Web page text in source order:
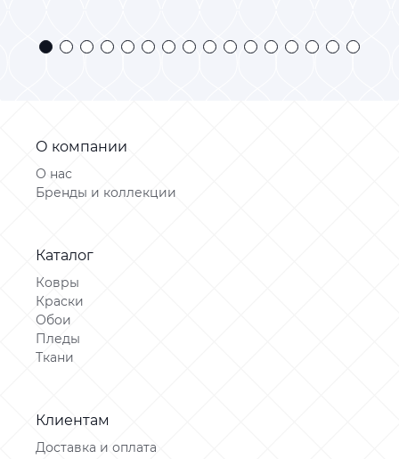
О компании
О нас
Бренды и коллекции
Каталог
Ковры
Краски
Обои
Пледы
Ткани
Клиентам
Доставка и оплата